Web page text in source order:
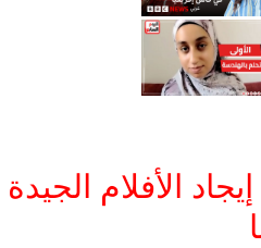
الأفلام الجيدة